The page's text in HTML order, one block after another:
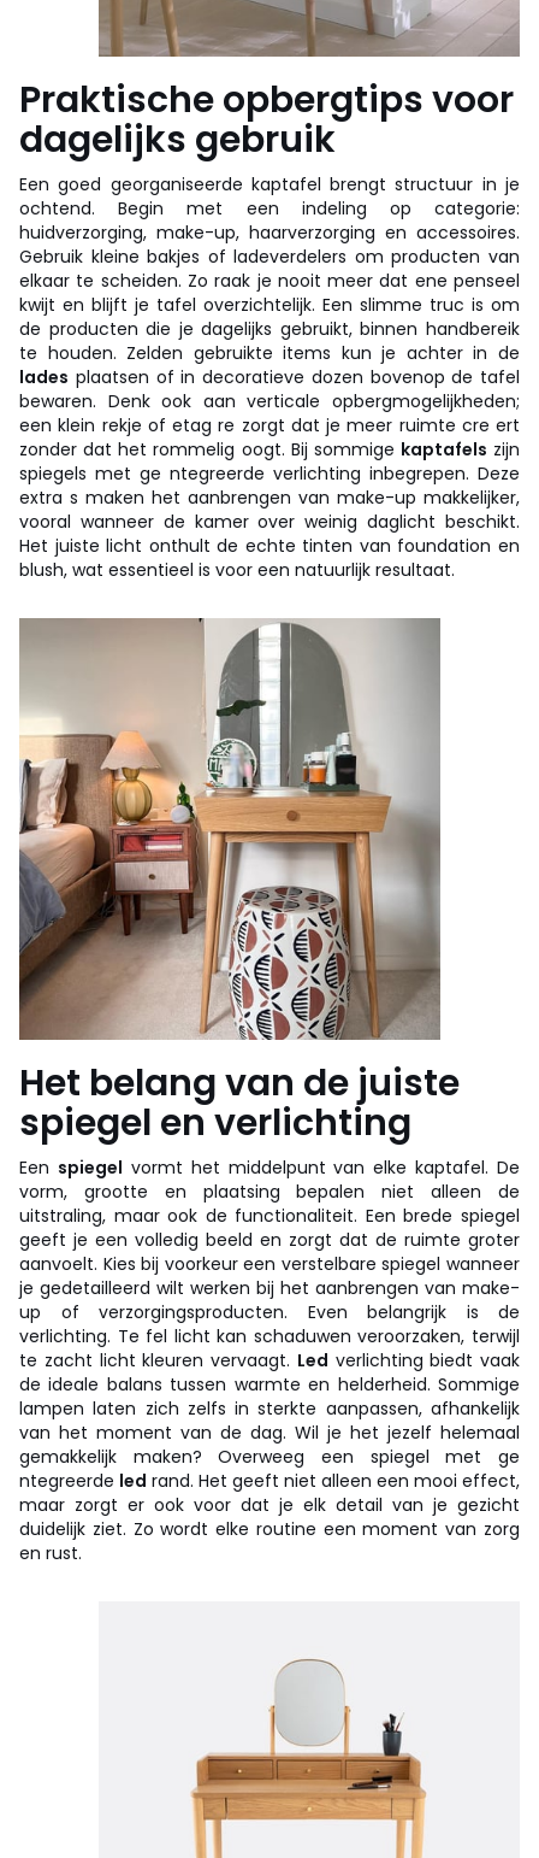
Praktische opbergtips voor
dagelijks gebruik
Een goed georganiseerde kaptafel brengt structuur in je
ochtend. Begin met een indeling op categorie:
huidverzorging, make-up, haarverzorging en accessoires.
Gebruik kleine bakjes of ladeverdelers om producten van
elkaar te scheiden. Zo raak je nooit meer dat ene penseel
kwijt en blijft je tafel overzichtelijk. Een slimme truc is om
de producten die je dagelijks gebruikt, binnen handbereik
te houden. Zelden gebruikte items kun je achter in de
lades plaatsen of in decoratieve dozen bovenop de tafel
bewaren. Denk ook aan verticale opbergmogelijkheden;
een klein rekje of etag re zorgt dat je meer ruimte cre ert
zonder dat het rommelig oogt. Bij sommige kaptafels zijn
spiegels met ge ntegreerde verlichting inbegrepen. Deze
extra s maken het aanbrengen van make-up makkelijker,
vooral wanneer de kamer over weinig daglicht beschikt.
Het juiste licht onthult de echte tinten van foundation en
blush, wat essentieel is voor een natuurlijk resultaat.
Het belang van de juiste
spiegel en verlichting
Een spiegel vormt het middelpunt van elke kaptafel. De
vorm, grootte en plaatsing bepalen niet alleen de
uitstraling, maar ook de functionaliteit. Een brede spiegel
geeft je een volledig beeld en zorgt dat de ruimte groter
aanvoelt. Kies bij voorkeur een verstelbare spiegel wanneer
je gedetailleerd wilt werken bij het aanbrengen van make-
up of verzorgingsproducten. Even belangrijk is de
verlichting. Te fel licht kan schaduwen veroorzaken, terwijl
te zacht licht kleuren vervaagt. Led verlichting biedt vaak
de ideale balans tussen warmte en helderheid. Sommige
lampen laten zich zelfs in sterkte aanpassen, afhankelijk
van het moment van de dag. Wil je het jezelf helemaal
gemakkelijk maken? Overweeg een spiegel met ge
ntegreerde led rand. Het geeft niet alleen een mooi effect,
maar zorgt er ook voor dat je elk detail van je gezicht
duidelijk ziet. Zo wordt elke routine een moment van zorg
en rust.